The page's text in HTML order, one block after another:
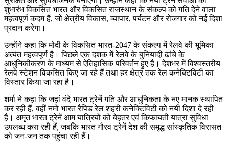
शुभारंभ विकसित भारत और विकसित राजस्थान के संकल्प को गति देने वाला
महत्वपूर्ण कदम है, जो क्षेत्रीय विकास, व्यापार, पर्यटन और रोजगार को नई दिशा
प्रदान करेगा।
उन्होंने कहा कि मोदी के विकसित भारत-2047 के संकल्प में रेलवे की भूमिका
अत्यंत महत्वपूर्ण है। पिछले एक दशक में रेलवे के बुनियादी ढांचे के
आधुनिकीकरण के माध्यम से ऐतिहासिक परिवर्तन हुए हैं। देशभर में विश्वस्तरीय
रेलवे स्टेशन विकसित किए जा रहे हैं तथा हर क्षेत्र तक रेल कनेक्टिविटी का
विस्तार किया जा रहा है।
शर्मा ने कहा कि जहां वंदे भारत ट्रेनें गति और आधुनिकता के नए मानक स्थापित
कर रही हैं, वहीं नमो भारत रैपिड रेल शहरी कनेक्टिविटी को नयी दिशा दे रही
है। अमृत भारत ट्रेनें आम यात्रियों को बेहतर एवं किफायती यात्रा सुविधा
उपलब्ध करा रही हैं, जबकि भारत गौरव ट्रेनें देश की समृद्ध सांस्कृतिक विरासत
को जन-जन तक पहुंचा रही हैं।